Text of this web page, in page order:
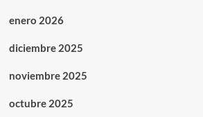
enero 2026
diciembre 2025
noviembre 2025
octubre 2025